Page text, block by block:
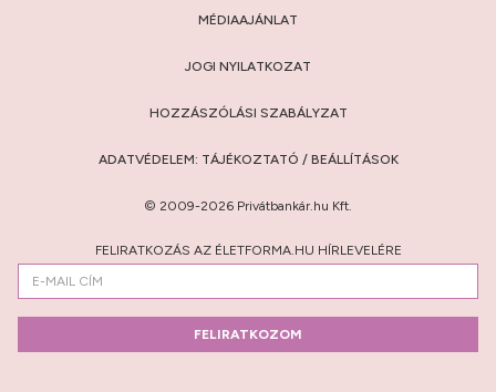
MÉDIAAJÁNLAT
JOGI NYILATKOZAT
HOZZÁSZÓLÁSI SZABÁLYZAT
ADATVÉDELEM: TÁJÉKOZTATÓ / BEÁLLÍTÁSOK
© 2009-2026 Privátbankár.hu Kft.
FELIRATKOZÁS AZ ÉLETFORMA.HU HÍRLEVELÉRE
FELIRATKOZOM